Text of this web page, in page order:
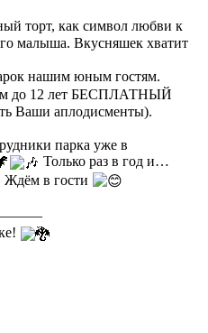
торт, как символ любви к
малыша. Вкусняшек хватит
нашим юным гостям.
до 12 лет БЕСПЛАТНЫЙ
Ваши аплодисменты).⠀
парка уже в
Только раз в год и…
Ждём в гости